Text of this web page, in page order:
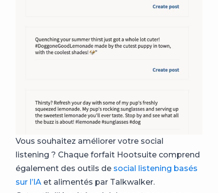
Vous souhaitez améliorer votre social
listening ? Chaque forfait Hootsuite comprend
également des outils de social listening basés
sur l’IA et alimentés par Talkwalker.